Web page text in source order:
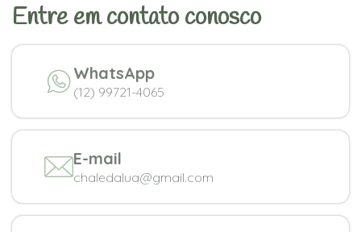
Entre em contato conosco
WhatsApp
(12) 99721-4065
E-mail
chaledalua@gmail.com